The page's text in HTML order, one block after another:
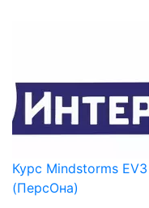
Курс Mindstorms
(ПерсОна)